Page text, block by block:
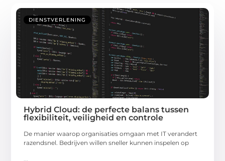
DIENSTVERLENING
Hybrid Cloud: de perfecte balans tussen
flexibiliteit, veiligheid en controle
De manier waarop organisaties omgaan met IT verandert
razendsnel. Bedrijven willen sneller kunnen inspelen op